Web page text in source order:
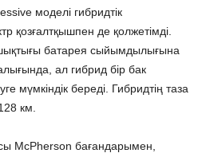
моделі гибридтік
қозғалтқышпен де қолжетімді.
батарея сыйымдылығына
ал гибрид бір бак
мүмкіндік береді. Гибридтің таза
км.
McPherson бағандарымен,